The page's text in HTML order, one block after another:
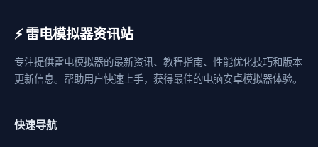
⚡ 雷电模拟器资讯站
专注提供雷电模拟器的最新资讯、教程指南、性能优化技巧和版本
更新信息。帮助用户快速上手，获得最佳的电脑安卓模拟器体验。
快速导航